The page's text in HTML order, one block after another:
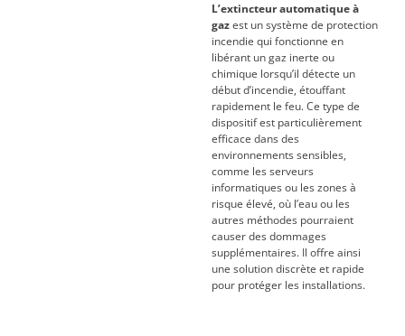
L’extincteur automatique à
gazest un système de protection
incendie qui fonctionne en
libérant un gaz inerte ou
chimique lorsqu’il détecte un
début d’incendie, étouffant
rapidement le feu. Ce type de
dispositif est particulièrement
efficace dans des
environnements sensibles,
comme les serveurs
informatiques ou les zones à
risque élevé, où l’eau ou les
autres méthodes pourraient
causer des dommages
supplémentaires. Il offre ainsi
une solution discrète et rapide
pour protéger les installations.